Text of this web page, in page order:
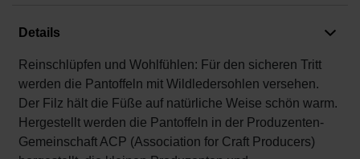
Details
Reinschlüpfen und Wohlfühlen: Für den sicheren Tritt
werden die Pantoffeln mit Wildledersohlen versehen.
Der Filz hält die Füße auf natürliche Weise schön warm.
Hergestellt werden die Pantoffeln in der Produzenten-
Gemeinschaft ACP (Association for Craft Producers)